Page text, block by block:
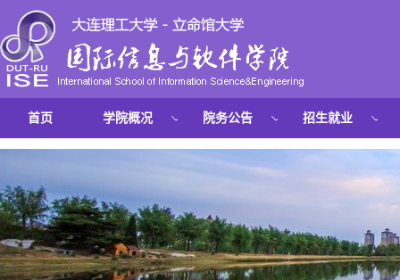
首页 学院概况 院务公告 招生就业